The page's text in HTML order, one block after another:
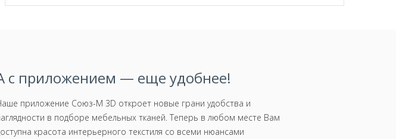
с приложением — еще удобнее!
приложение Союз-М 3D откроет новые грани удобства и
в подборе мебельных тканей. Теперь в любом месте Вам
красота интерьерного текстиля со всеми нюансами